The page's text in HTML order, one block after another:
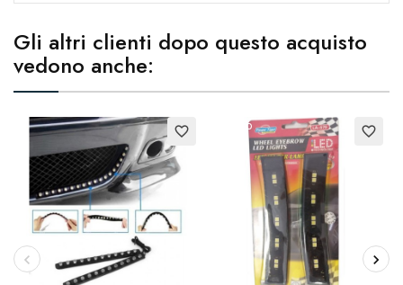
Gli altri clienti dopo questo acquisto
vedono anche:
favorite_border Esaurito favorite_border